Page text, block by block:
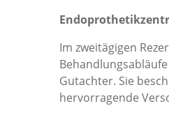
Im zweitägigen
Gutachter. Sie
hervorragende